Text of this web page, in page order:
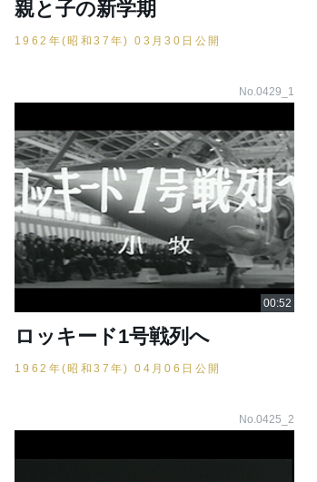
親と子の新学期
1962年(昭和37年) 03月30日公開
No.0429_1
ロッキード1号戦列へ
1962年(昭和37年) 04月06日公開
No.0425_2